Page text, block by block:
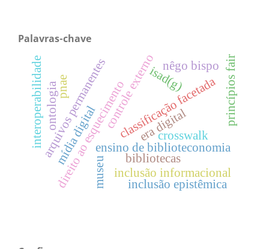
Palavras-chave
ensino de biblioteconomia
direito ao esquecimentoclassificação facetada
controle externo
mídia digital
arquivos permanentes era digital
crosswalk
bibliotecas
isad(g)
museu
princípios fair
interoperabilidadeontologia
nêgo bispo
inclusão informacional
pnae
inclusão epistêmica